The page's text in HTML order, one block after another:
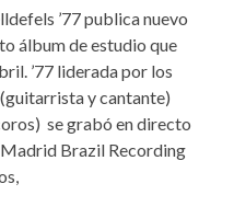
’77 publica nuevo
álbum de estudio que
’77 liderada por los
y cantante)
se grabó en directo
Madrid Brazil Recording